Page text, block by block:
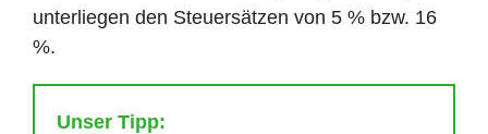
unterliegen den Steuersätzen von 5 % bzw. 16
%.
Unser Tipp: